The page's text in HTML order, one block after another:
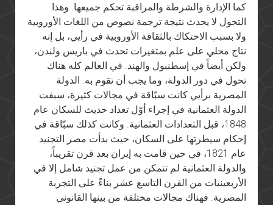
كما الإدارة والشرطة والمراقبة تحكم جميعها. وهذا
التحول لا يحدث نتيجة ترجمة نصوص من اللغات الأوروبية
ولا بسبب الاحتكاك بالثقافة الأوروبية في رأيي، بل إنه
نتاج محلي على علم بمتغيرات تحدث في باريس ولندن،
ولكن أيضاً في إسطنبول والهند. في العالم كله هناك
تحول في دور الدولة، وما يجب أن تقوم به. الدولة
المصرية برأيي كانت سبّاقة في مجالات كثيرة، سبقت
الدولة العثمانية في إجراء أوّل تعداد حديث للسكان عام
1848، قبل التعدادات العثمانية. وكانت كذلك سبّاقة في
إحكام سيطرتها على السكان، حيث بدأت مصر التجنيد
عام 1821، في حين قامت به إيران بعد قرن تقريباً،
والدولة العثمانية لم تتمكن من عمل تجنيد شامل إلا في
الأربعينيات من القرن التاسع عشر بناءً على التجربة
المصرية. فهناك مجالات مختلفة من بينها القانوني